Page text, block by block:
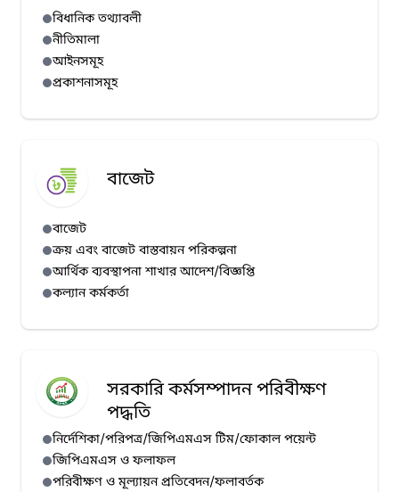
বিধানিক তথ্যাবলী
নীতিমালা
আইনসমূহ
প্রকাশনাসমূহ
বাজেট
বাজেট
ক্রয় এবং বাজেট বাস্তবায়ন পরিকল্পনা
আর্থিক ব্যবস্থাপনা শাখার আদেশ/বিজ্ঞপ্তি
কল্যান কর্মকর্তা
সরকারি কর্মসম্পাদন পরিবীক্ষণ
পদ্ধতি
নির্দেশিকা/পরিপত্র/জিপিএমএস টিম/ফোকাল পয়েন্ট
জিপিএমএস ও ফলাফল
পরিবীক্ষণ ও মূল্যায়ন প্রতিবেদন/ফলাবর্তক